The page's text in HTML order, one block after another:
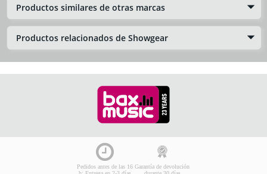
Productos similares de otras marcas
Productos relacionados de Showgear
Pedidos antes de las 16 Garantía de devolución